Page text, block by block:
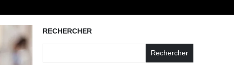
RECHERCHER
Rechercher